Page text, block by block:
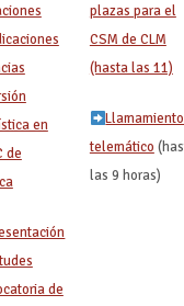
en
de
de
plazas para el
CSM de CLM
(hasta las 11)
Llamamiento
telemático
las 9 horas)